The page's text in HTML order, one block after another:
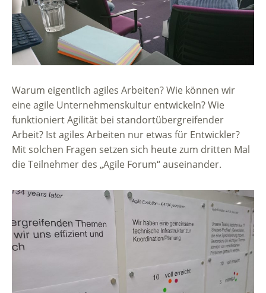
Warum eigentlich agiles Arbeiten? Wie können wir
eine agile Unternehmenskultur entwickeln? Wie
funktioniert Agilität bei standortübergreifender
Arbeit? Ist agiles Arbeiten nur etwas für Entwickler?
Mit solchen Fragen setzen sich heute zum dritten Mal
die Teilnehmer des „Agile Forum“ auseinander.